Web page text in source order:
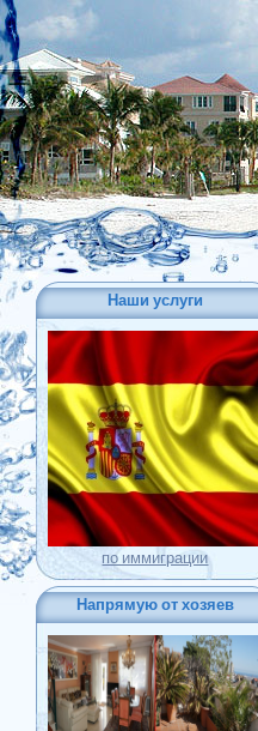
Наши услуги
по иммиграции
Напрямую от хозяев